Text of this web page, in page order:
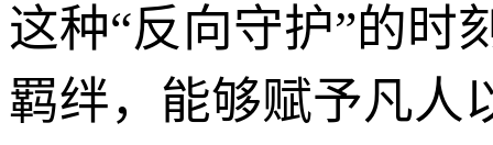
这种“反向守护”的时
羁绊，能够赋予凡人